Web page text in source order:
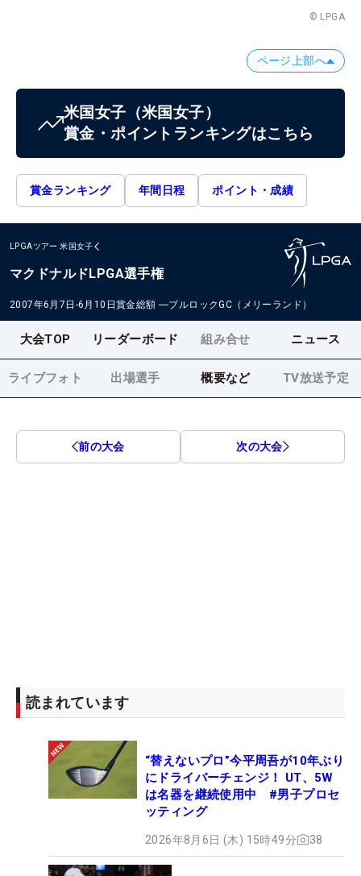
© LPGA
ページ上部へ
米国女子 （米国女子）
賞金・ポイントランキングはこちら
賞金ランキング 年間日程 ポイント・成績
LPGAツアー 米国女子
マクドナルドLPGA選手権
2007年6月7日-6月10日賞金総額 ―ブルロックGC（メリーランド）
大会TOP リーダーボード 組み合せ ニュース
ライブフォト 出場選手 概要など TV放送予定
前の大会 次の大会
読まれています
“替えないプロ”今平周吾が10年ぶり
にドライバーチェンジ！ UT、5W
は名器を継続使用中 #男子プロセ
ッティング
2026年8月6日 (木) 15時49分 38